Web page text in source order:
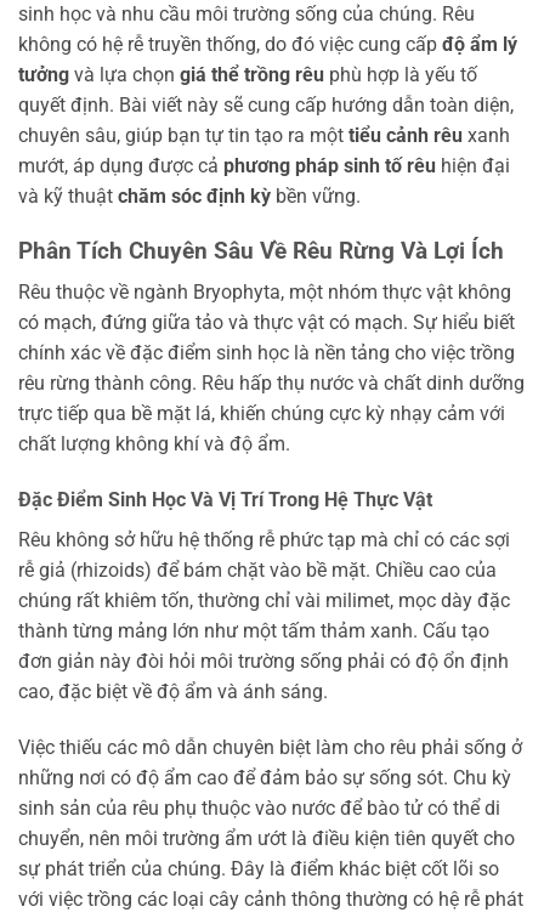
sinh học và nhu cầu môi trường sống của chúng. Rêu
không có hệ rễ truyền thống, do đó việc cung cấp độ ẩm lý
tưởng và lựa chọn giá thể trồng rêu phù hợp là yếu tố
quyết định. Bài viết này sẽ cung cấp hướng dẫn toàn diện,
chuyên sâu, giúp bạn tự tin tạo ra một tiểu cảnh rêu xanh
mướt, áp dụng được cả phương pháp sinh tố rêu hiện đại
và kỹ thuật chăm sóc định kỳ bền vững.
Phân Tích Chuyên Sâu Về Rêu Rừng Và Lợi Ích
Rêu thuộc về ngành Bryophyta, một nhóm thực vật không
có mạch, đứng giữa tảo và thực vật có mạch. Sự hiểu biết
chính xác về đặc điểm sinh học là nền tảng cho việc trồng
rêu rừng thành công. Rêu hấp thụ nước và chất dinh dưỡng
trực tiếp qua bề mặt lá, khiến chúng cực kỳ nhạy cảm với
chất lượng không khí và độ ẩm.
Đặc Điểm Sinh Học Và Vị Trí Trong Hệ Thực Vật
Rêu không sở hữu hệ thống rễ phức tạp mà chỉ có các sợi
rễ giả (rhizoids) để bám chặt vào bề mặt. Chiều cao của
chúng rất khiêm tốn, thường chỉ vài milimet, mọc dày đặc
thành từng mảng lớn như một tấm thảm xanh. Cấu tạo
đơn giản này đòi hỏi môi trường sống phải có độ ổn định
cao, đặc biệt về độ ẩm và ánh sáng.
Việc thiếu các mô dẫn chuyên biệt làm cho rêu phải sống ở
những nơi có độ ẩm cao để đảm bảo sự sống sót. Chu kỳ
sinh sản của rêu phụ thuộc vào nước để bào tử có thể di
chuyển, nên môi trường ẩm ướt là điều kiện tiên quyết cho
sự phát triển của chúng. Đây là điểm khác biệt cốt lõi so
với việc trồng các loại cây cảnh thông thường có hệ rễ phát